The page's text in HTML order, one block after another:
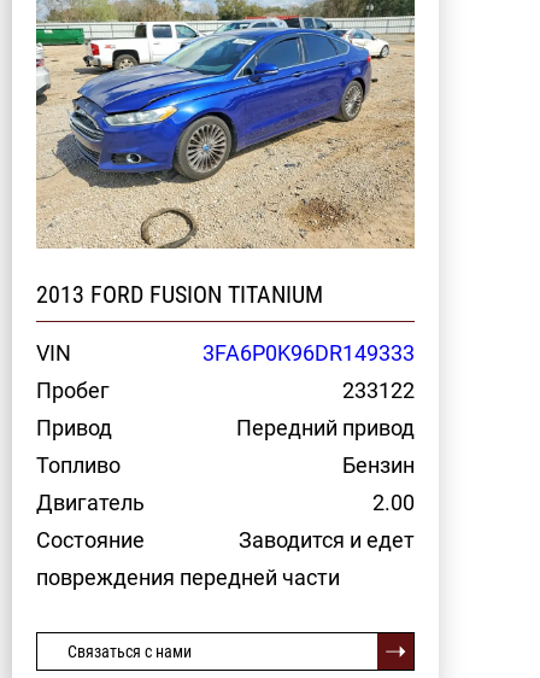
2013 FORD FUSION TITANIUM
VIN
3FA6P0K96DR149333
Пробег
233122
Привод
Передний привод
Топливо
Бензин
Двигатель
2.00
Состояние
Заводится и едет
повреждения передней части
Связаться с нами